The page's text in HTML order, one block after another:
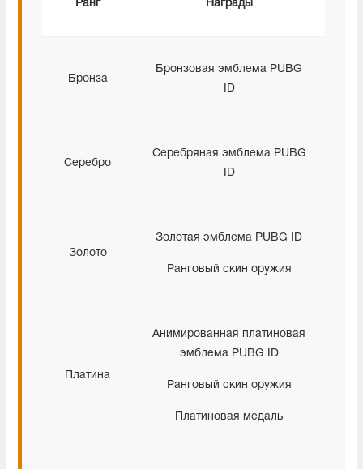
Ранг Награды
Бронза
Бронзовая эмблема PUBG
ID
Серебро
Серебряная эмблема PUBG
ID
Золото
Золотая эмблема PUBG ID
Ранговый скин оружия
Платина
Анимированная платиновая
эмблема PUBG ID
Ранговый скин оружия
Платиновая медаль